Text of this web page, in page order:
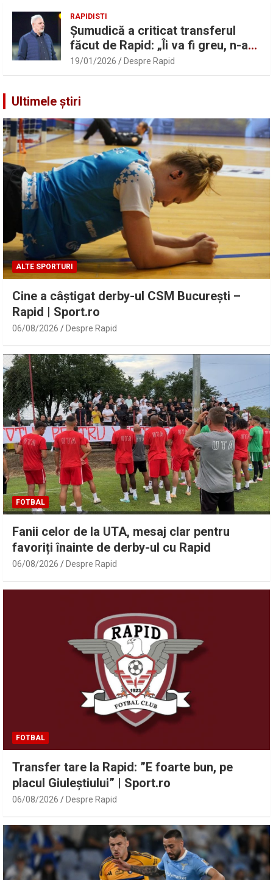
RAPIDISTI
Șumudică a criticat transferul
făcut de Rapid: „Îi va fi greu, n-am
înțeles”
19/01/2026 Despre Rapid
Ultimele știri
ALTE SPORTURI
Cine a câștigat derby-ul CSM București –
Rapid | Sport.ro
06/08/2026 Despre Rapid
FOTBAL
Fanii celor de la UTA, mesaj clar pentru
favoriți înainte de derby-ul cu Rapid
06/08/2026 Despre Rapid
FOTBAL
Transfer tare la Rapid: ”E foarte bun, pe
placul Giuleștiului” | Sport.ro
06/08/2026 Despre Rapid